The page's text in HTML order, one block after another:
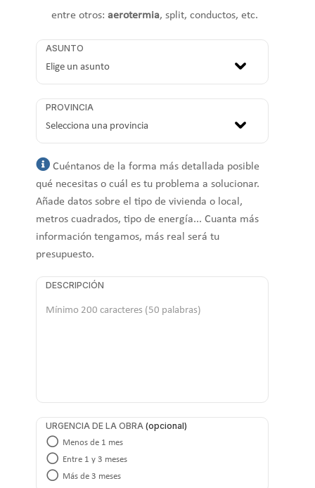
entre otros: aerotermia, split, conductos, etc.
ASUNTO
PROVINCIA
Cuéntanos de la forma más detallada posible
qué necesitas o cuál es tu problema a solucionar.
Añade datos sobre el tipo de vivienda o local,
metros cuadrados, tipo de energía... Cuanta más
información tengamos, más real será tu
presupuesto.
DESCRIPCIÓN
URGENCIA DE LA OBRA
Menos de 1 mes
Entre 1 y 3 meses
Más de 3 meses